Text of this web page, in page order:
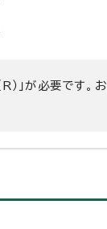
」が必要です。